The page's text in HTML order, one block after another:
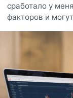
сработало у
факторов и